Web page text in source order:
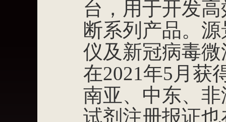
台，用于开发
断系列产品。
仪及新冠病毒
在2021年5月获
南亚、中东、
试剂注册报证